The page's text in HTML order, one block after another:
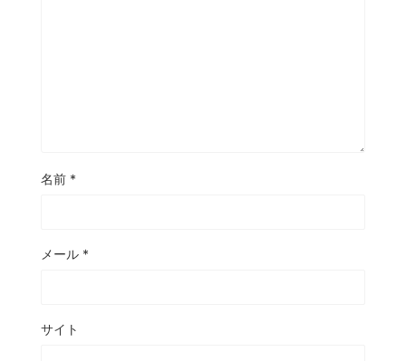
名前 *
メール *
サイト